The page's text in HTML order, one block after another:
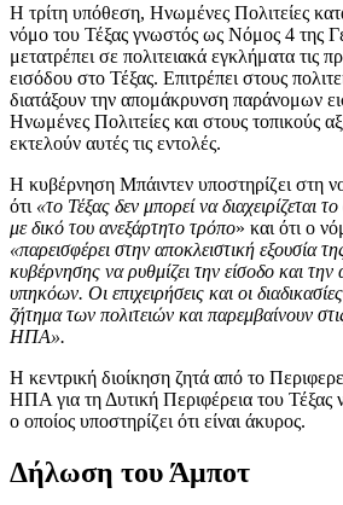
Η τρίτη υπόθεση, Ηνωμένες Πολιτείες
νόμο του Τέξας γνωστός ως Νόμος 4 της
μετατρέπει σε πολιτειακά εγκλήματα τις
εισόδου στο Τέξας. Επιτρέπει στους
διατάξουν την απομάκρυνση παράνομων
Ηνωμένες Πολιτείες και στους τοπικούς
εκτελούν αυτές τις εντολές.
Η κυβέρνηση Μπάιντεν υποστηρίζει στη
ότι «το Τέξας δεν μπορεί να διαχειρίζεται
με δικό του ανεξάρτητο τρόπο» και ότι ο
«παρεισφέρει στην αποκλειστική εξουσία
κυβέρνησης να ρυθμίζει την είσοδο και
υπηκόων. Οι επιχειρήσεις και οι
ζήτημα των πολιτειών και παρεμβαίνουν
ΗΠΑ».
Η κεντρική διοίκηση ζητά από το
ΗΠΑ για τη Δυτική Περιφέρεια του Τέξας
ο οποίος υποστηρίζει ότι είναι άκυρος.
Δήλωση του Άμποτ